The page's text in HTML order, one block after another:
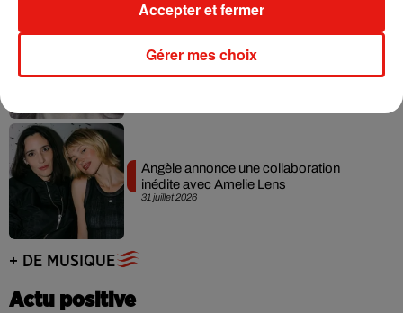
31 juillet 2026
Ariana Grande se libère dans son nouvel
album « Petals »
31 juillet 2026
Angèle annonce une collaboration
inédite avec Amelie Lens
+ DE MUSIQUE
Actu positive
Gérer mes choix
Accepter et fermer